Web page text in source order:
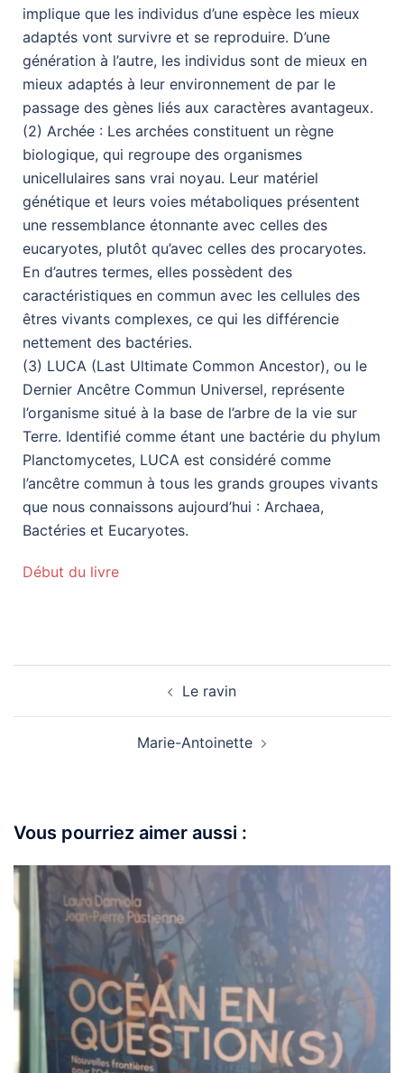
implique que les individus d’une espèce les mieux
adaptés vont survivre et se reproduire. D’une
génération à l’autre, les individus sont de mieux en
mieux adaptés à leur environnement de par le
passage des gènes liés aux caractères avantageux.
(2) Archée : Les archées constituent un règne
biologique, qui regroupe des organismes
unicellulaires sans vrai noyau. Leur matériel
génétique et leurs voies métaboliques présentent
une ressemblance étonnante avec celles des
eucaryotes, plutôt qu’avec celles des procaryotes.
En d’autres termes, elles possèdent des
caractéristiques en commun avec les cellules des
êtres vivants complexes, ce qui les différencie
nettement des bactéries.
(3) LUCA (Last Ultimate Common Ancestor), ou le
Dernier Ancêtre Commun Universel, représente
l’organisme situé à la base de l’arbre de la vie sur
Terre. Identifié comme étant une bactérie du phylum
Planctomycetes, LUCA est considéré comme
l’ancêtre commun à tous les grands groupes vivants
que nous connaissons aujourd’hui : Archaea,
Bactéries et Eucaryotes.
Début du livre
Le ravin
Marie-Antoinette
Vous pourriez aimer aussi :